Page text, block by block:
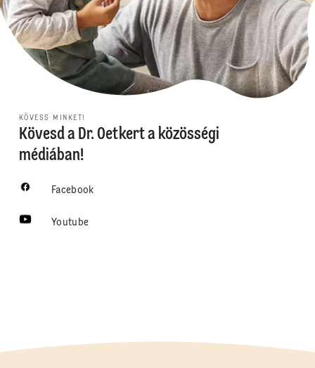
KÖVESS MINKET!
Kövesd a Dr. Oetkert a közösségi
médiában!
Facebook
Youtube